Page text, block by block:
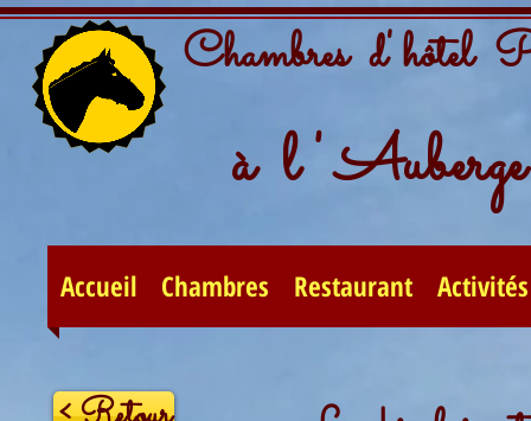
Chambres d' hôtel
à l '
Accueil Chambres Restaurant Activités